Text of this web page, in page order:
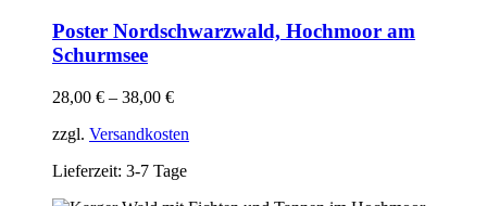
Poster Nordschwarzwald, Hochmoor am
Schurmsee
28,00 € – 38,00 €
zzgl. Versandkosten
Lieferzeit: 3-7 Tage